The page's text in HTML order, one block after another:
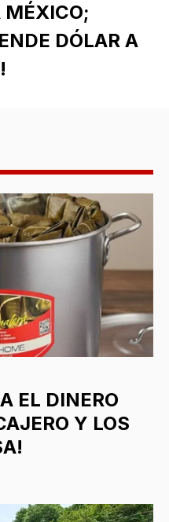
MÉXICO;
DÓLAR A
EL DINERO
Y LOS